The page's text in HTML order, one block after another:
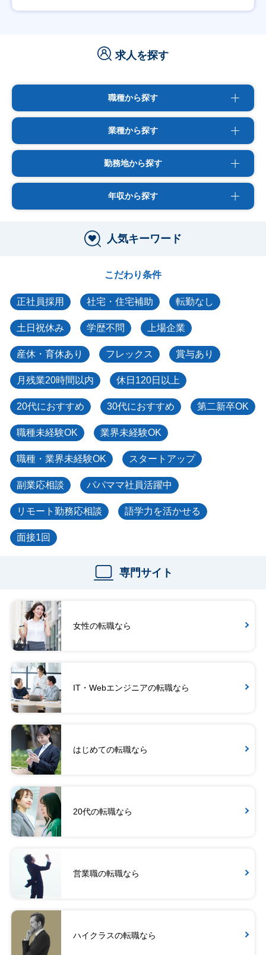
求人を探す
職種から探す
業種から探す
勤務地から探す
年収から探す
人気キーワード
こだわり条件
正社員採用 社宅・住宅補助 転勤なし
土日祝休み 学歴不問 上場企業
産休・育休あり フレックス 賞与あり
月残業20時間以内 休日120日以上
20代におすすめ 30代におすすめ 第二新卒OK
職種未経験OK 業界未経験OK
職種・業界未経験OK スタートアップ
副業応相談 パパママ社員活躍中
リモート勤務応相談 語学力を活かせる
面接1回
専門サイト
女性の転職なら
IT・Webエンジニアの転職なら
はじめての転職なら
20代の転職なら
営業職の転職なら
ハイクラスの転職なら